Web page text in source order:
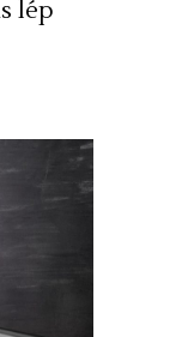
lép